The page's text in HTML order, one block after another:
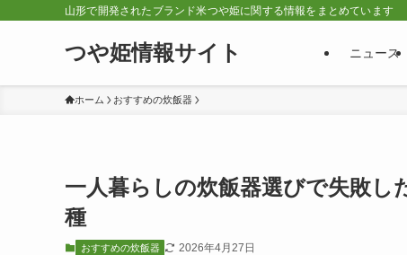
山形で開発されたブランド米つや姫に関する情報をまとめています
つや姫情報サイト ニュース
ホーム おすすめの炊飯器
一人暮らしの炊飯器選びで失敗
種
おすすめの炊飯器 2026年4月27日